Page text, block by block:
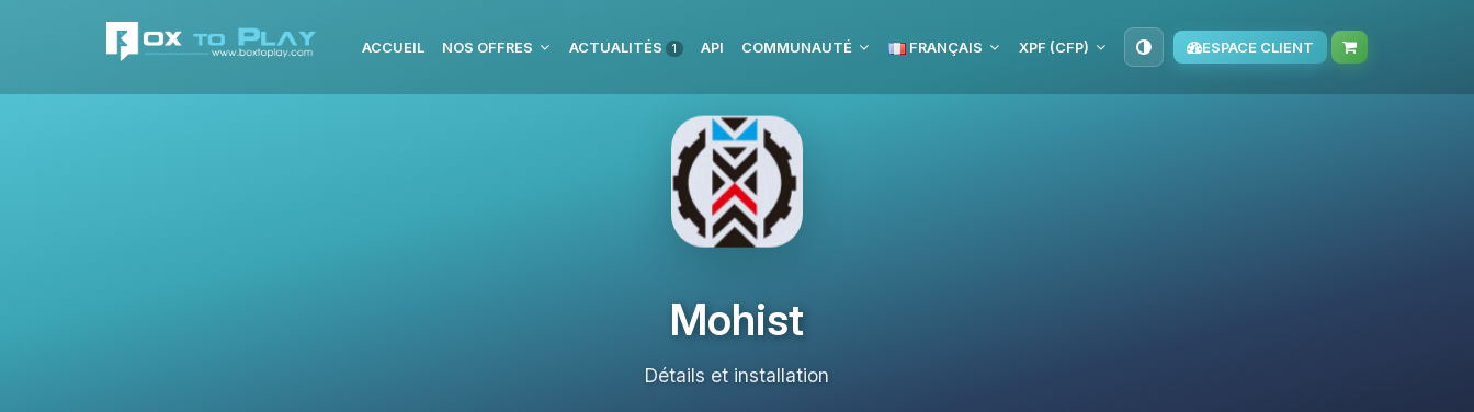
ACCUEIL NOS OFFRES ACTUALITÉS 1 API COMMUNAUTÉ FRANÇAIS XPF (CFP) ESPACE CLIENT
Mohist
Détails et installation